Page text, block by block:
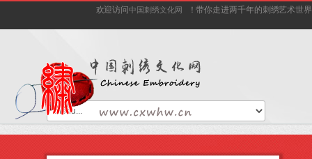
欢迎访问中国刺绣文化网 ！带你走进两千年的刺绣艺术世界